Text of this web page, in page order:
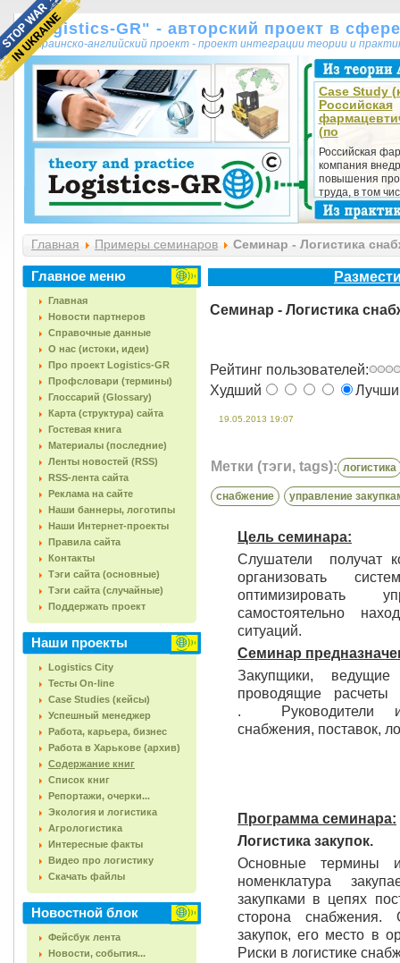
"Logistics-GR" - авторский проект в
украинско-английский проект - проект интеграции теории и
Case Study
Российская
(по
Российская
компания
повышения
труда, в том
Главная Примеры семинаров Семинар - Логистика
Главное меню
Главная
Новости партнеров
Справочные данные
О нас (истоки, идеи)
Про проект Logistics-GR
Профсловари (термины)
Глоссарий (Glossary)
Карта (структура) сайта
Гостевая книга
Материалы (последние)
Ленты новостей (RSS)
RSS-лента сайта
Реклама на сайте
Наши баннеры, логотипы
Наши Интернет-проекты
Правила сайта
Контакты
Тэги сайта (основные)
Тэги сайта (случайные)
Поддержать проект
Наши проекты
Logistics City
Тесты On-line
Case Studies (кейсы)
Успешный менеджер
Работа, карьера, бизнес
Работа в Харькове (архив)
Содержание книг
Список книг
Репортажи, очерки...
Экология и логистика
Агрологистика
Интересные факты
Видео про логистику
Скачать файлы
Новостной блок
Фейсбук лента
Новости, события...
Семинар - Логистика
Рейтинг пользователей:
Худший
19.05.2013 19:07
Метки (тэги, tags): логистика
снабжение управление
Цель семинара:
Слушатели получат
организовать
оптимизировать
самостоятельно
ситуаций.
Семинар
Закупщики,
проводящие
. Руководители
снабжения, поставок,
Программа семинара:
Логистика закупок.
Основные термины
номенклатура
закупками в цепях
сторона снабжения.
закупок, его место в
Риски в логистике